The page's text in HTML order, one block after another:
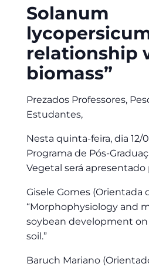
Solanum
relationship
biomass”
Prezados Professores,
Estudantes,
Nesta quinta-feira, dia 12/
Programa de Pós-
Vegetal será
Gisele Gomes (Orientada
“Morphophysiology and
soybean development on
soil.”
Baruch Mariano